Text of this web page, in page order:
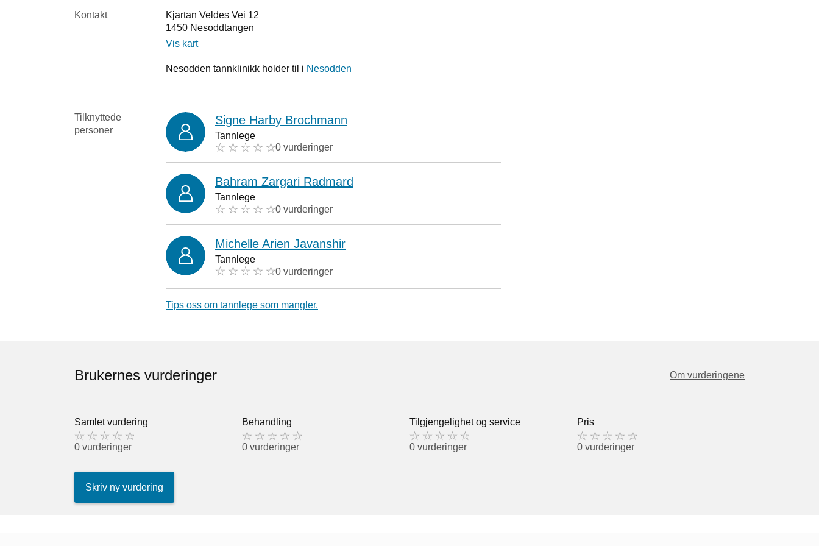
Kontakt
Kjartan Veldes Vei 12
1450 Nesoddtangen
Vis kart
Nesodden tannklinikk holder til i Nesodden
Tilknyttede
personer
Signe Harby Brochmann
Tannlege
0 vurderinger
Bahram Zargari Radmard
Tannlege
0 vurderinger
Michelle Arien Javanshir
Tannlege
0 vurderinger
Tips oss om tannlege som mangler.
Brukernes vurderinger Om vurderingene
Samlet vurdering
0 vurderinger
Behandling
0 vurderinger
Tilgjengelighet og service
0 vurderinger
Pris
0 vurderinger
Skriv ny vurdering